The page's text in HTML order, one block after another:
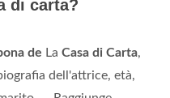
di carta?
de La Casa di Carta,
dell'attrice, età,